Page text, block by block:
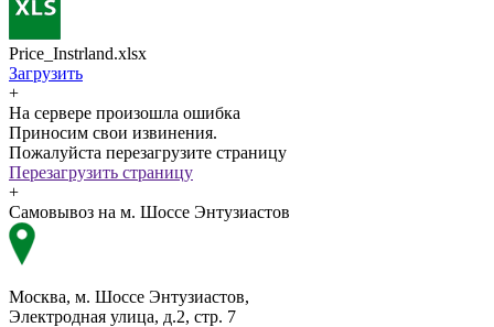
Price_Instrland.xlsx
Загрузить
+
На сервере произошла ошибка
Приносим свои извинения.
Пожалуйста перезагрузите страницу
Перезагрузить страницу
+
Самовывоз на м. Шоссе Энтузиастов
Москва, м. Шоссе Энтузиастов,
Электродная улица, д.2, стр. 7